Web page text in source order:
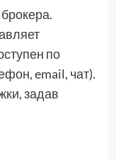
по
email, чат).
задав